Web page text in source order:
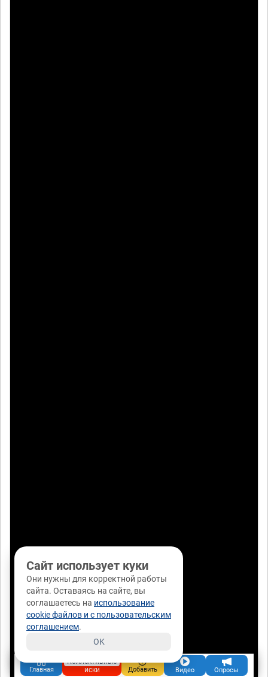
Главная
Коллективные
иски
Добавить Видео Опросы
Сайт использует куки
Они нужны для корректной работы
сайта. Оставаясь на сайте, вы
соглашаетесь на использование
cookie файлов и с пользовательским
соглашением.
OK